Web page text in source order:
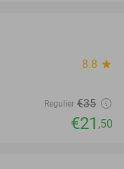
8.8 star
Regulier €35
€21 ,50